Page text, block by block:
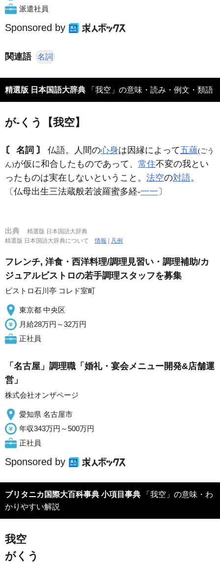
派遣社員
Sponsored by
関連語 名詞
精選版 日本国語大辞典 「我空」の意味・読み・例文・類語
が‐くう【我空】
〘 名詞 〙 仏語。人間の心身は因縁によって五蘊(ごう
ん)が仮に和合したものであって、 常住不変の我とい
ったものは実在しないということ。 法空の対語。
〔仏母出生三法蔵般若波羅蜜多経‐一一 〕
出典
精選版 日本国語大辞典
精選版 日本国語大辞典について情報 凡例
フレンチ, 洋食・西洋料理/調理見習い・調理補助/カ
ジュアルビストロの若手調理スタッフを募集
ビストロ石川亭 コレド室町
東京都 中央区
月給28万円～32万円
正社員
「名古屋」調理職「婚礼・宴会メニュー開発&店舗運
営」
株式会社オンザページ
愛知県 名古屋市
年収343万円～500万円
正社員
Sponsored by
ブリタニカ国際大百科事典 小項目事典
かりやすい解説
我空
がくう